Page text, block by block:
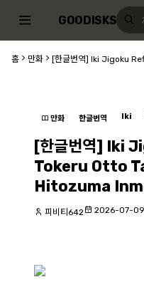
GOODISKS
홈 만화 [한글번역] Iki Jigoku
만화 한글번역 Iki
[한글번역] Iki
Tokeru Otto
Hitozuma
피비티642 2026-07-09